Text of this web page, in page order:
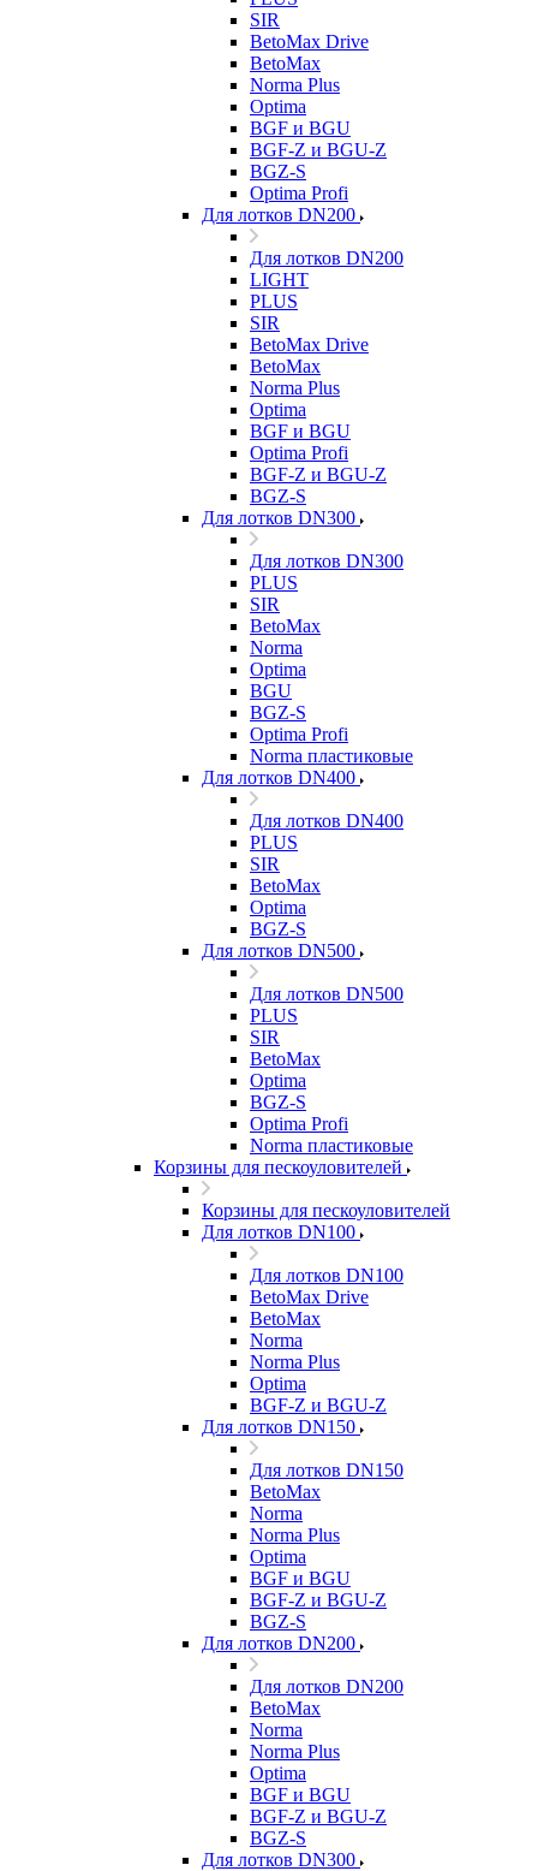
SIR
BetoMax Drive
BetoMax
Norma Plus
Optima
BGF и BGU
BGF-Z и BGU-Z
BGZ-S
Optima Profi
Для лотков DN200
Для лотков DN200
LIGHT
PLUS
SIR
BetoMax Drive
BetoMax
Norma Plus
Optima
BGF и BGU
Optima Profi
BGF-Z и BGU-Z
BGZ-S
Для лотков DN300
Для лотков DN300
PLUS
SIR
BetoMax
Norma
Optima
BGU
BGZ-S
Optima Profi
Norma пластиковые
Для лотков DN400
Для лотков DN400
PLUS
SIR
BetoMax
Optima
BGZ-S
Для лотков DN500
Для лотков DN500
PLUS
SIR
BetoMax
Optima
BGZ-S
Optima Profi
Norma пластиковые
Корзины для пескоуловителей
Корзины для пескоуловителей
Для лотков DN100
Для лотков DN100
BetoMax Drive
BetoMax
Norma
Norma Plus
Optima
BGF-Z и BGU-Z
Для лотков DN150
Для лотков DN150
BetoMax
Norma
Norma Plus
Optima
BGF и BGU
BGF-Z и BGU-Z
BGZ-S
Для лотков DN200
Для лотков DN200
BetoMax
Norma
Norma Plus
Optima
BGF и BGU
BGF-Z и BGU-Z
BGZ-S
Для лотков DN300